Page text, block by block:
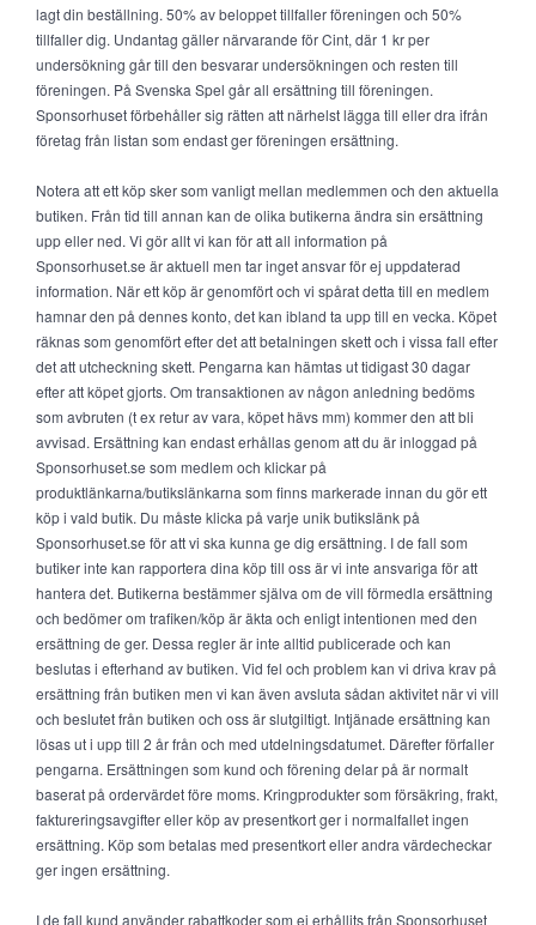
lagt din beställning. 50% av beloppet tillfaller föreningen och 50%
tillfaller dig. Undantag gäller närvarande för Cint, där 1 kr per
undersökning går till den besvarar undersökningen och resten till
föreningen. På Svenska Spel går all ersättning till föreningen.
Sponsorhuset förbehåller sig rätten att närhelst lägga till eller dra ifrån
företag från listan som endast ger föreningen ersättning.
Notera att ett köp sker som vanligt mellan medlemmen och den aktuella
butiken. Från tid till annan kan de olika butikerna ändra sin ersättning
upp eller ned. Vi gör allt vi kan för att all information på
Sponsorhuset.se är aktuell men tar inget ansvar för ej uppdaterad
information. När ett köp är genomfört och vi spårat detta till en medlem
hamnar den på dennes konto, det kan ibland ta upp till en vecka. Köpet
räknas som genomfört efter det att betalningen skett och i vissa fall efter
det att utcheckning skett. Pengarna kan hämtas ut tidigast 30 dagar
efter att köpet gjorts. Om transaktionen av någon anledning bedöms
som avbruten (t ex retur av vara, köpet hävs mm) kommer den att bli
avvisad. Ersättning kan endast erhållas genom att du är inloggad på
Sponsorhuset.se som medlem och klickar på
produktlänkarna/butikslänkarna som finns markerade innan du gör ett
köp i vald butik. Du måste klicka på varje unik butikslänk på
Sponsorhuset.se för att vi ska kunna ge dig ersättning. I de fall som
butiker inte kan rapportera dina köp till oss är vi inte ansvariga för att
hantera det. Butikerna bestämmer själva om de vill förmedla ersättning
och bedömer om trafiken/köp är äkta och enligt intentionen med den
ersättning de ger. Dessa regler är inte alltid publicerade och kan
beslutas i efterhand av butiken. Vid fel och problem kan vi driva krav på
ersättning från butiken men vi kan även avsluta sådan aktivitet när vi vill
och beslutet från butiken och oss är slutgiltigt. Intjänade ersättning kan
lösas ut i upp till 2 år från och med utdelningsdatumet. Därefter förfaller
pengarna. Ersättningen som kund och förening delar på är normalt
baserat på ordervärdet före moms. Kringprodukter som försäkring, frakt,
faktureringsavgifter eller köp av presentkort ger i normalfallet ingen
ersättning. Köp som betalas med presentkort eller andra värdecheckar
ger ingen ersättning.
I de fall kund använder rabattkoder som ej erhållits från Sponsorhuset